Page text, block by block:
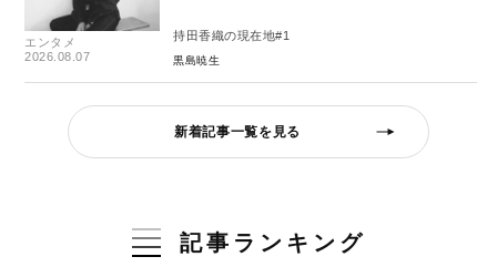
エンタメ
2026.08.07
持田香織の現在地#1
黒島暁生
新着記事一覧を見る
記事ランキング